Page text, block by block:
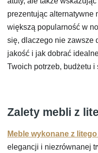
prezentując alternatywne
większą popularność w
się, dlaczego nie zawsze
jakość i jak dobrać
Twoich potrzeb, budżetu i
Zalety mebli z
Meble wykonane z
elegancji i niezrównanej